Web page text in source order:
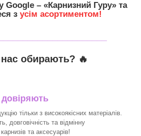
Google – «Карнизний Гуру» та
з усім асортиментом!
обирають? 🔥
довіряють
тільки з високоякісних матеріалів.
довговічність та відмінну
та аксесуарів!​